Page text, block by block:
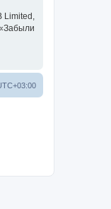
Limited,